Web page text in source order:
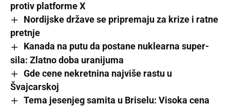
protiv platforme X
Nordijske države se pripremaju za krize i ratne
pretnje
Kanada na putu da postane nuklearna super-
sila: Zlatno doba uranijuma
Gde cene nekretnina najviše rastu u
Švajcarskoj
Tema jesenjeg samita u Briselu: Visoka cena